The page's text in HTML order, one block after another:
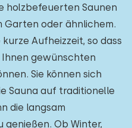
holzbefeuerten Saunen
Garten oder ähnlichem.
Aufheizzeit, so dass
Ihnen gewünschten
Sie können sich
Sauna auf traditionelle
die langsam
genießen. Ob Winter,